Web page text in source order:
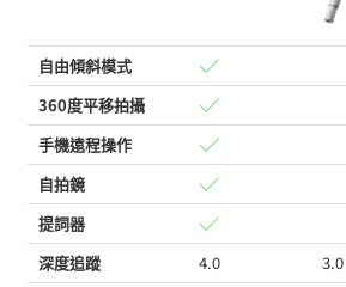
自由傾斜模式
360度平移拍攝
手機遠程操作
自拍鏡
提詞器
深度追蹤
4.0 3.0